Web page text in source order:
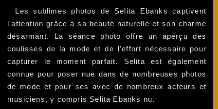
Les sublimes photos de Selita Ebanks captivent
l'attention grâce à sa beauté naturelle et son charme
désarmant. La séance photo offre un aperçu des
coulisses de la mode et de l'effort nécessaire pour
capturer le moment parfait. Selita est également
connue pour poser nue dans de nombreuses photos
de mode et pour ses avec de nombreux acteurs et
musiciens, y compris Selita Ebanks nu.